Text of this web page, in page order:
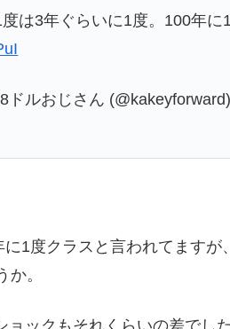
は3年ぐらいに1度。100年
ドルおじさん
に1度クラスと言われてます
。
ックもそれくらいの差でした